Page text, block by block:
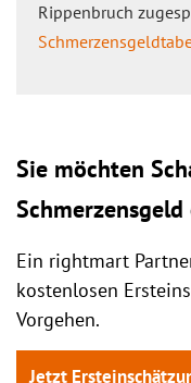
Rippenbruch
Sie möchten
Ein rightmart
kostenlosen
Vorgehen.
Jetzt